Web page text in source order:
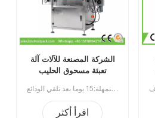
الشركة المصنعة للآلات آلة
تعبئة مسحوق الحليب
Doser اوجير حشو
آلة تعبئة مسحوق الحليب / حشو أوجيه الدوسر: سعة وعاء مختلفة 15 لتر / 30 لتر / 50/100 لتر لقياس النطاق ، هذه الآلة مناسبة لملء الزجاجات والعلب والصناديق بمسحوق مسحوق ، مثل مسحوق الحليب ، ومسحوق الزلال ، والقهوة ، والجلوكوز ، الطب الصلب ، بودرة التلك ، الصبغات ، النكهات والعطور الحد الأدنى للطلب:1قسط:تي / تميناء الشحن:قوانغتشوالمنطقة الأصلية:الصينمهلة:15 يوما بعد تلقي الودائع
اقرأ أكثر